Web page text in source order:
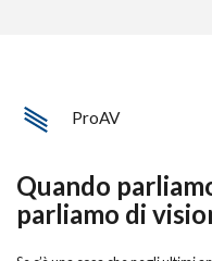
ProAV
Quando
parliamo di